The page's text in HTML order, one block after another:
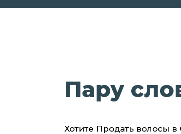
Пару
Хотите Продать волосы